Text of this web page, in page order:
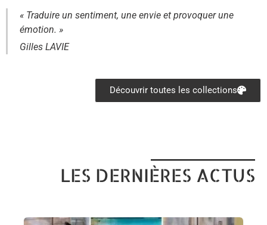
« Traduire un sentiment, une envie et provoquer une
émotion. »
Gilles LAVIE
Découvrir toutes les collections
LES DERNIÈRES ACTUS